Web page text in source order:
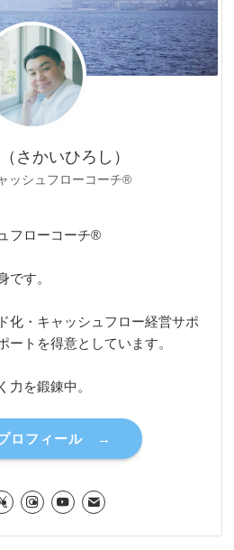
さかいひろし）
ッシュフローコーチ®
フローコーチ®
です。
化・キャッシュフロー経営サポ
ートを得意としています。
力を鍛錬中。
ロフィール →